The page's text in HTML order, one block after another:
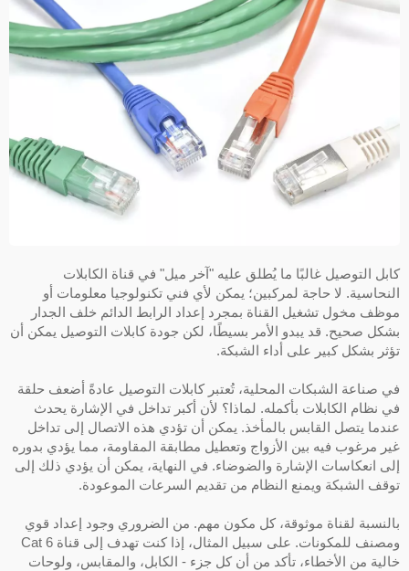
التوصيل غالبًا ما يُطلق عليه "آخر ميل" في قناة الكابلات
لا حاجة لمركبين؛ يمكن لأي فني تكنولوجيا معلومات أو
مخول تشغيل القناة بمجرد إعداد الرابط الدائم خلف الجدار
صحيح. قد يبدو الأمر بسيطًا، لكن جودة كابلات التوصيل يمكن أن
بشكل كبير على أداء الشبكة.
صناعة الشبكات المحلية، تُعتبر كابلات التوصيل عادةً أضعف حلقة
نظام الكابلات بأكمله. لماذا؟ لأن أكبر تداخل في الإشارة يحدث
يتصل القابس بالمأخذ. يمكن أن تؤدي هذه الاتصال إلى تداخل
مرغوب فيه بين الأزواج وتعطيل مطابقة المقاومة، مما يؤدي بدوره
انعكاسات الإشارة والضوضاء. في النهاية، يمكن أن يؤدي ذلك إلى
الشبكة ويمنع النظام من تقديم السرعات الموعودة.
لقناة موثوقة، كل مكون مهم. من الضروري وجود إعداد قوي
ومصنف للمكونات. على سبيل المثال، إذا كنت تهدف إلى قناة Cat 6
من الأخطاء، تأكد من أن كل جزء - الكابل، والمقابس، ولوحات